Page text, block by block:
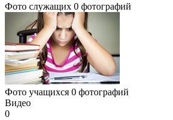
Фото служащих 0 фотографий
Фото учащихся 0 фотографий
Видео
0